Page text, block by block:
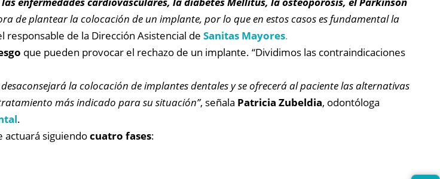
de plantear la colocación de un implante, por lo que en estos casos es fundamental la
responsable de la Dirección Asistencial de Sanitas Mayores.
que pueden provocar el rechazo de un implante. “Dividimos las contraindicaciones
la colocación de implantes dentales y se ofrecerá al paciente las alternativas
más indicado para su situación”, señala Patricia Zubeldia, odontóloga
.
actuará siguiendocuatro fases: